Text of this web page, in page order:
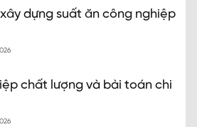
dựng suất ăn công nghiệp
chất lượng và bài toán chi